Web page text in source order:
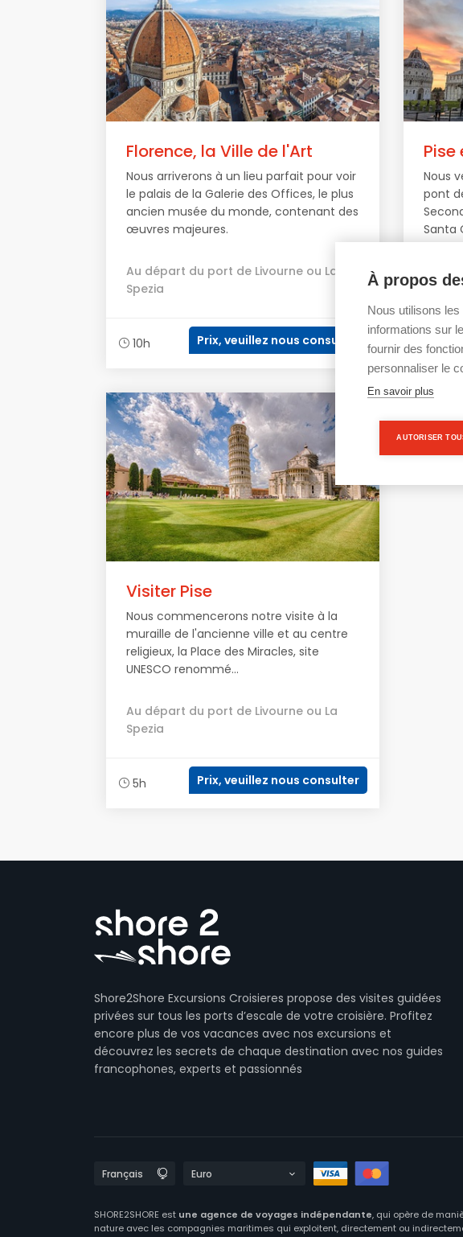
Florence, la Ville de l'Art
Nous arriverons à un lieu parfait pour voir
le palais de la Galerie des Offices, le plus
ancien musée du monde, contenant des
œuvres majeures.
Au départ du port de Livourne ou La
Spezia
10h Prix, veuillez nous consulter
Pise
Nous
pont
Santa
Au
Spezia
10h
Visiter Pise
Nous commencerons notre visite à la
muraille de l'ancienne ville et au centre
religieux, la Place des Miracles, site
UNESCO renommé...
Au départ du port de Livourne ou La
Spezia
5h Prix, veuillez nous consulter
Shore2Shore Excursions Croisieres propose des visites guidées
privées sur tous les ports d’escale de votre croisière. Profitez
encore plus de vos vacances avec nos excursions et
découvrez les secrets de chaque destination avec nos guides
francophones, experts et passionnés
SHORE2SHORE est une agence de voyages indépendante, qui opère de
nature avec les compagnies maritimes qui exploitent, directement ou
À propos
Nous utilisons
informations sur
fournir des
personnaliser le
En savoir plus
AUTORISER